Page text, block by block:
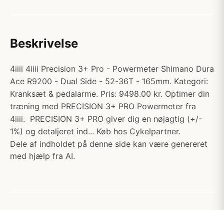
Beskrivelse
4iiii 4iiii Precision 3+ Pro - Powermeter Shimano Dura
Ace R9200 - Dual Side - 52-36T - 165mm. Kategori:
Kranksæt & pedalarme. Pris: 9498.00 kr. Optimer din
træning med PRECISION 3+ PRO Powermeter fra
4iiii. PRECISION 3+ PRO giver dig en nøjagtig (+/-
1%) og detaljeret ind... Køb hos Cykelpartner.
Dele af indholdet på denne side kan være genereret
med hjælp fra AI.